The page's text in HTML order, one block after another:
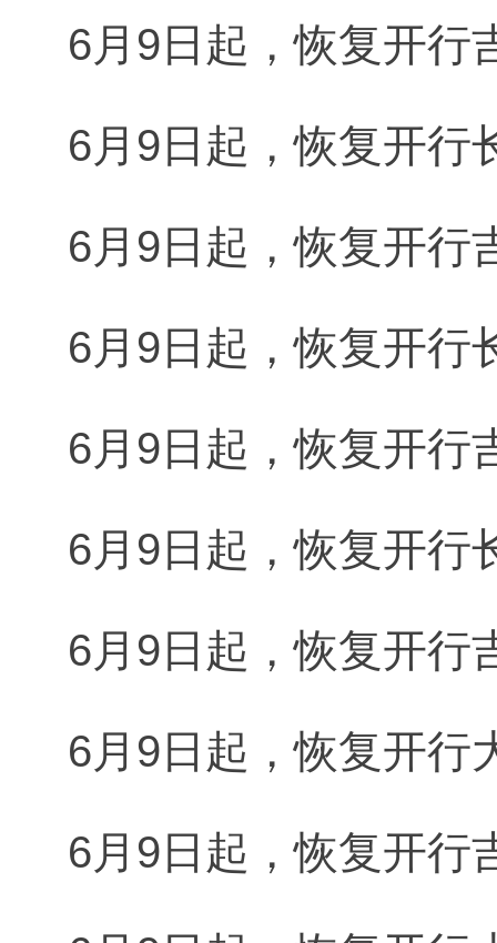
6月9日起，恢复开行
6月9日起，恢复开行
6月9日起，恢复开行
6月9日起，恢复开行
6月9日起，恢复开行
6月9日起，恢复开行
6月9日起，恢复开行
6月9日起，恢复开行
6月9日起，恢复开行